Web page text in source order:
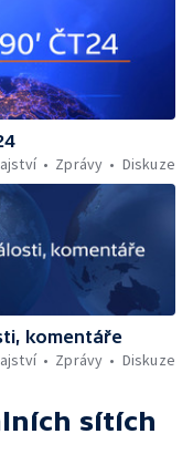
Zprávy Diskuze
komentáře
Zprávy Diskuze
sítích